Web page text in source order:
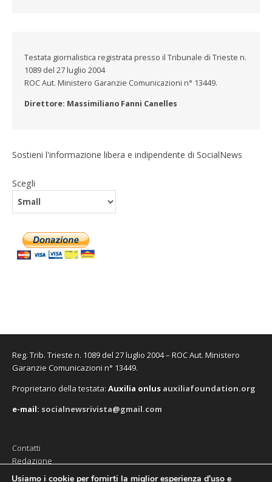
Testata giornalistica registrata presso il Tribunale di Trieste n.
1089 del 27 luglio 2004
ROC Aut. Ministero Garanzie Comunicazioni n° 13449.
Direttore: Massimiliano Fanni Canelles
Sostieni l'informazione libera e indipendente di SocialNews
Scegli
Reg. Trib. Trieste n. 1089 del 27 luglio 2004 – ROC Aut. Ministero
Garanzie Comunicazioni n° 13449.
Proprietario della testata:Auxilia onlus auxiliafoundation.org
e-mail: socialnewsrivista@gmail.com
Contatti
Redazione
Editore (Auxilia ODV)
Usiamo i cookie per fornirti la miglior esperienza d'uso e